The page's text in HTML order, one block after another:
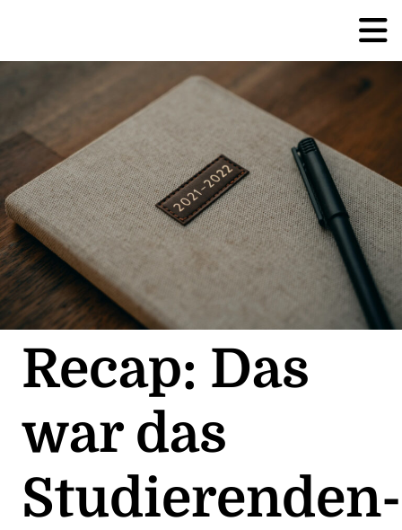
Recap: Das
war das
Studierenden­